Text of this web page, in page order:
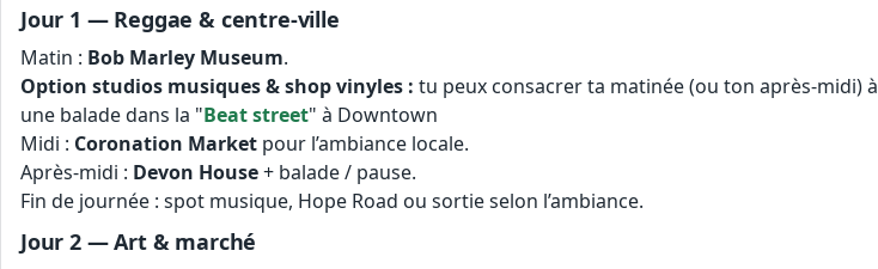
Jour 1 — Reggae & centre-ville
Matin : Bob Marley Museum.
Option studios musiques & shop vinyles : tu peux consacrer ta matinée (ou ton après‑midi) à
une balade dans la "Beat street" à Downtown
Midi : Coronation Market pour l’ambiance locale.
Après-midi : Devon House+ balade / pause.
Fin de journée : spot musique, Hope Road ou sortie selon l’ambiance.
Jour 2 — Art & marché